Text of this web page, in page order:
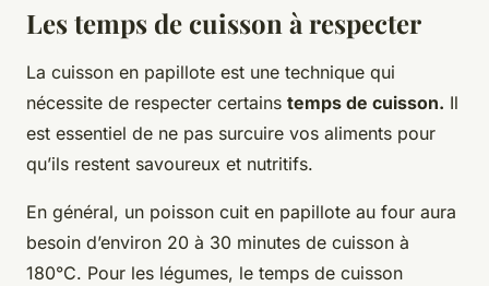
Les temps de cuisson à respecter
La cuisson en papillote est une technique qui
nécessite de respecter certains temps de cuisson. Il
est essentiel de ne pas surcuire vos aliments pour
qu’ils restent savoureux et nutritifs.
En général, un poisson cuit en papillote au four aura
besoin d’environ 20 à 30 minutes de cuisson à
180°C. Pour les légumes, le temps de cuisson